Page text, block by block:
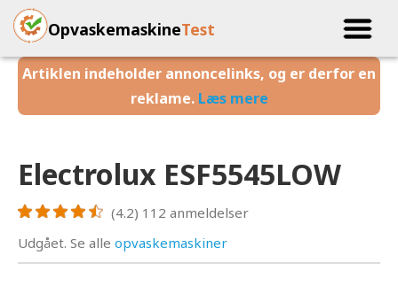
OpvaskemaskineTest
Artiklen indeholder annoncelinks, og er derfor en
reklame. Læs mere
Electrolux ESF5545LOW
(4.2) 112 anmeldelser
Udgået. Se alle opvaskemaskiner